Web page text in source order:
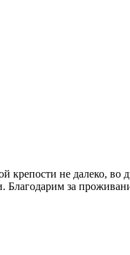
не далеко, во
Благодарим за